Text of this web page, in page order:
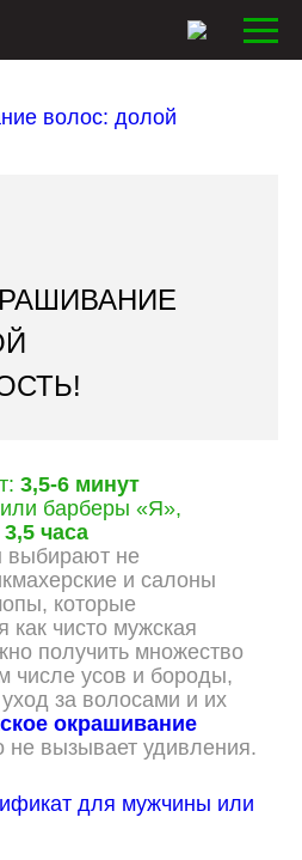
3,5-6 минут
барберы «Я»,
3,5 часа
выбирают не
и салоны
которые
как чисто мужская
получить множество
числе усов и бороды,
за волосами и их
окрашивание
не вызывает удивления.